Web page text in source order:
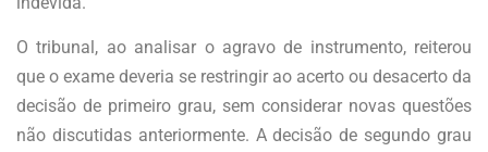
O tribunal, ao analisar o agravo de instrumento, reiterou
que o exame deveria se restringir ao acerto ou desacerto da
decisão de primeiro grau, sem considerar novas questões
não discutidas anteriormente. A decisão de segundo grau